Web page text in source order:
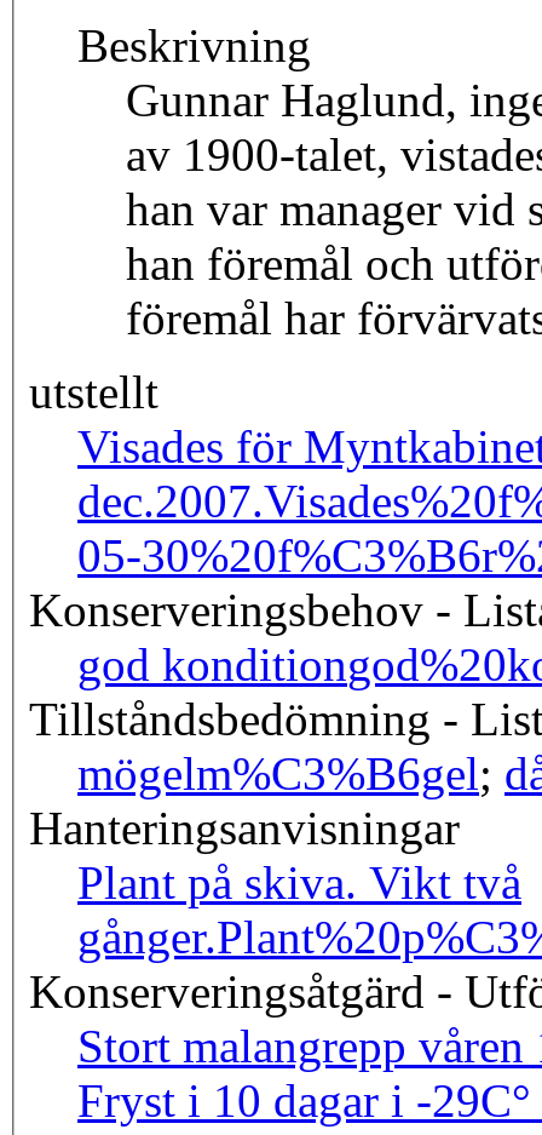
Beskrivning
Gunnar Haglund,
av 1900-talet,
han var manager vid
han föremål och
föremål har
utstellt
Visades för
dec.2007.
05-
Konserveringsbehov -
god kondition
Tillståndsbedömning -
mögelm%C3%B6gel;
Hanteringsanvisningar
Plant på skiva. Vikt två
gånger.
Konserveringsåtgärd -
Stort malangrepp
Fryst i 10 dagar i -